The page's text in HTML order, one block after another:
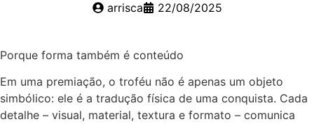
arrisca 22/08/2025
Porque forma também é conteúdo
Em uma premiação, o troféu não é apenas um objeto
simbólico: ele é a tradução física de uma conquista. Cada
detalhe – visual, material, textura e formato – comunica